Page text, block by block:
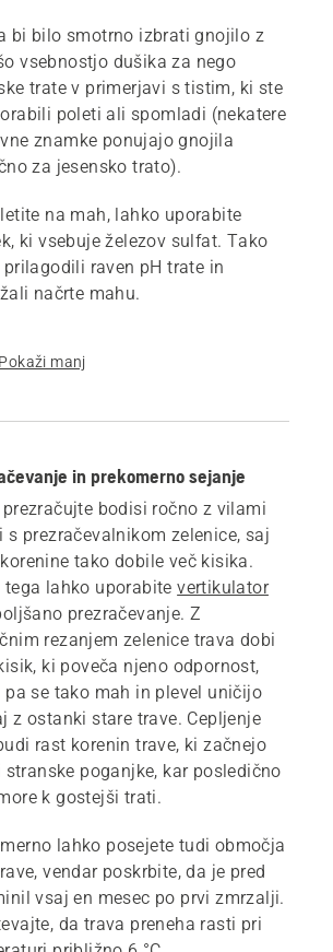
bi bilo smotrno izbrati gnojilo z
vsebnostjo dušika za nego
trate v primerjavi s tistim, ki ste
poleti ali spomladi (nekatere
znamke ponujajo gnojila
za jesensko trato).
na mah, lahko uporabite
ki vsebuje železov sulfat. Tako
prilagodili raven pH trate in
načrte mahu.
Pokaži manj
in prekomerno sejanje
bodisi ročno z vilami
s prezračevalnikom zelenice, saj
tako dobile več kisika.
tega lahko uporabitevertikulator
prezračevanje. Z
rezanjem zelenice trava dobi
ki poveča njeno odpornost,
pa se tako mah in plevel uničijo
z ostanki stare trave. Cepljenje
rast korenin trave, ki začnejo
poganjke, kar posledično
k gostejši trati.
lahko posejete tudi območja
vendar poskrbite, da je pred
vsaj en mesec po prvi zmrzalji.
da trava preneha rasti pri